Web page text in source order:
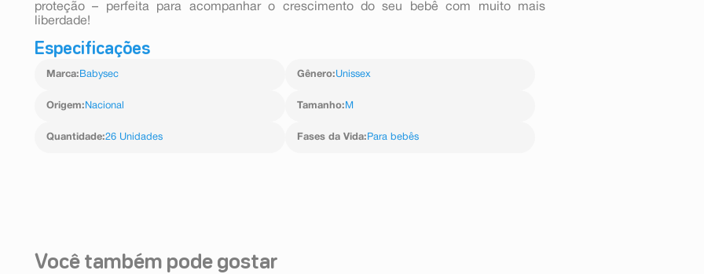
proteção – perfeita para acompanhar o crescimento do seu bebê com muito mais
liberdade!
Especificações
Marca: Babysec Gênero:Unissex
Origem: Nacional Tamanho: M
Quantidade:26 Unidades Fases da Vida: Para bebês
Você também pode gostar